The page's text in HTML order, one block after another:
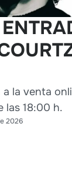
la venta
las 18:00 h.
2026